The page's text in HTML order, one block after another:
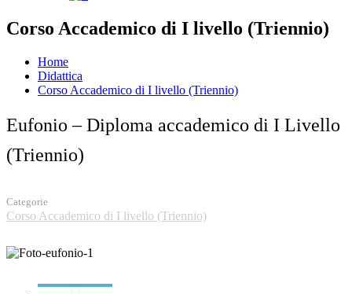
Corso Accademico di I livello (Triennio)
Home
Didattica
Corso Accademico di I livello (Triennio)
Eufonio – Diploma accademico di I Livello
(Triennio)
Categorie
Corso Accademico di I livello (Triennio)